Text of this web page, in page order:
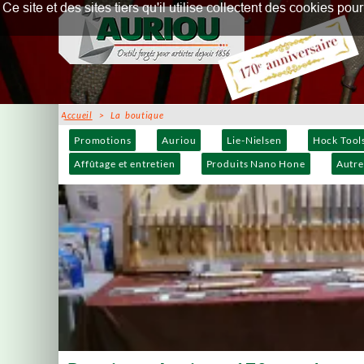
Promotions Auriou Lie-Nielsen Hock
Affûtage et entretien
Produits Nano Hone
Accueil > La boutique
Ce site et des sites tiers qu'il utilise collectent des cookies